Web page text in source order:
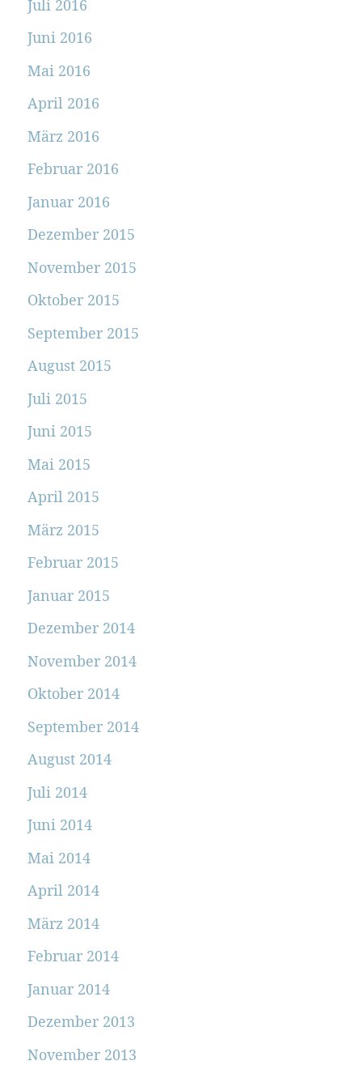
Juli 2016
Juni 2016
Mai 2016
April 2016
März 2016
Februar 2016
Januar 2016
Dezember 2015
November 2015
Oktober 2015
September 2015
August 2015
Juli 2015
Juni 2015
Mai 2015
April 2015
März 2015
Februar 2015
Januar 2015
Dezember 2014
November 2014
Oktober 2014
September 2014
August 2014
Juli 2014
Juni 2014
Mai 2014
April 2014
März 2014
Februar 2014
Januar 2014
Dezember 2013
November 2013